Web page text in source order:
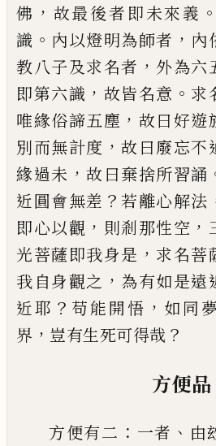
佛 ， 故最後者即未來義 。
識 。 內以燈明為師者 ， 內
教八子及求名者 ， 外為六
即第六識 ， 故皆名意 。 求
唯緣俗諦五塵 ， 故曰好遊
別而無計度 ，故曰廢忘不
緣過未 ，故 曰棄捨所習誦
近圓會無差 ？若離心解法
即心以觀 ， 則剎那性空 ，
光菩薩即我身是 ， 求名菩
我自身觀之 ， 為有如是遠
近耶 ？ 苟能開悟 ， 如同
界 ， 豈有生死可得哉 ？
方便品
方便有二 ： 一者 、 由